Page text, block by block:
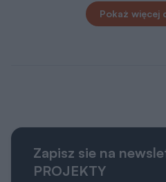
Pokaż więcej
Zapisz sie na
PROJEKTY